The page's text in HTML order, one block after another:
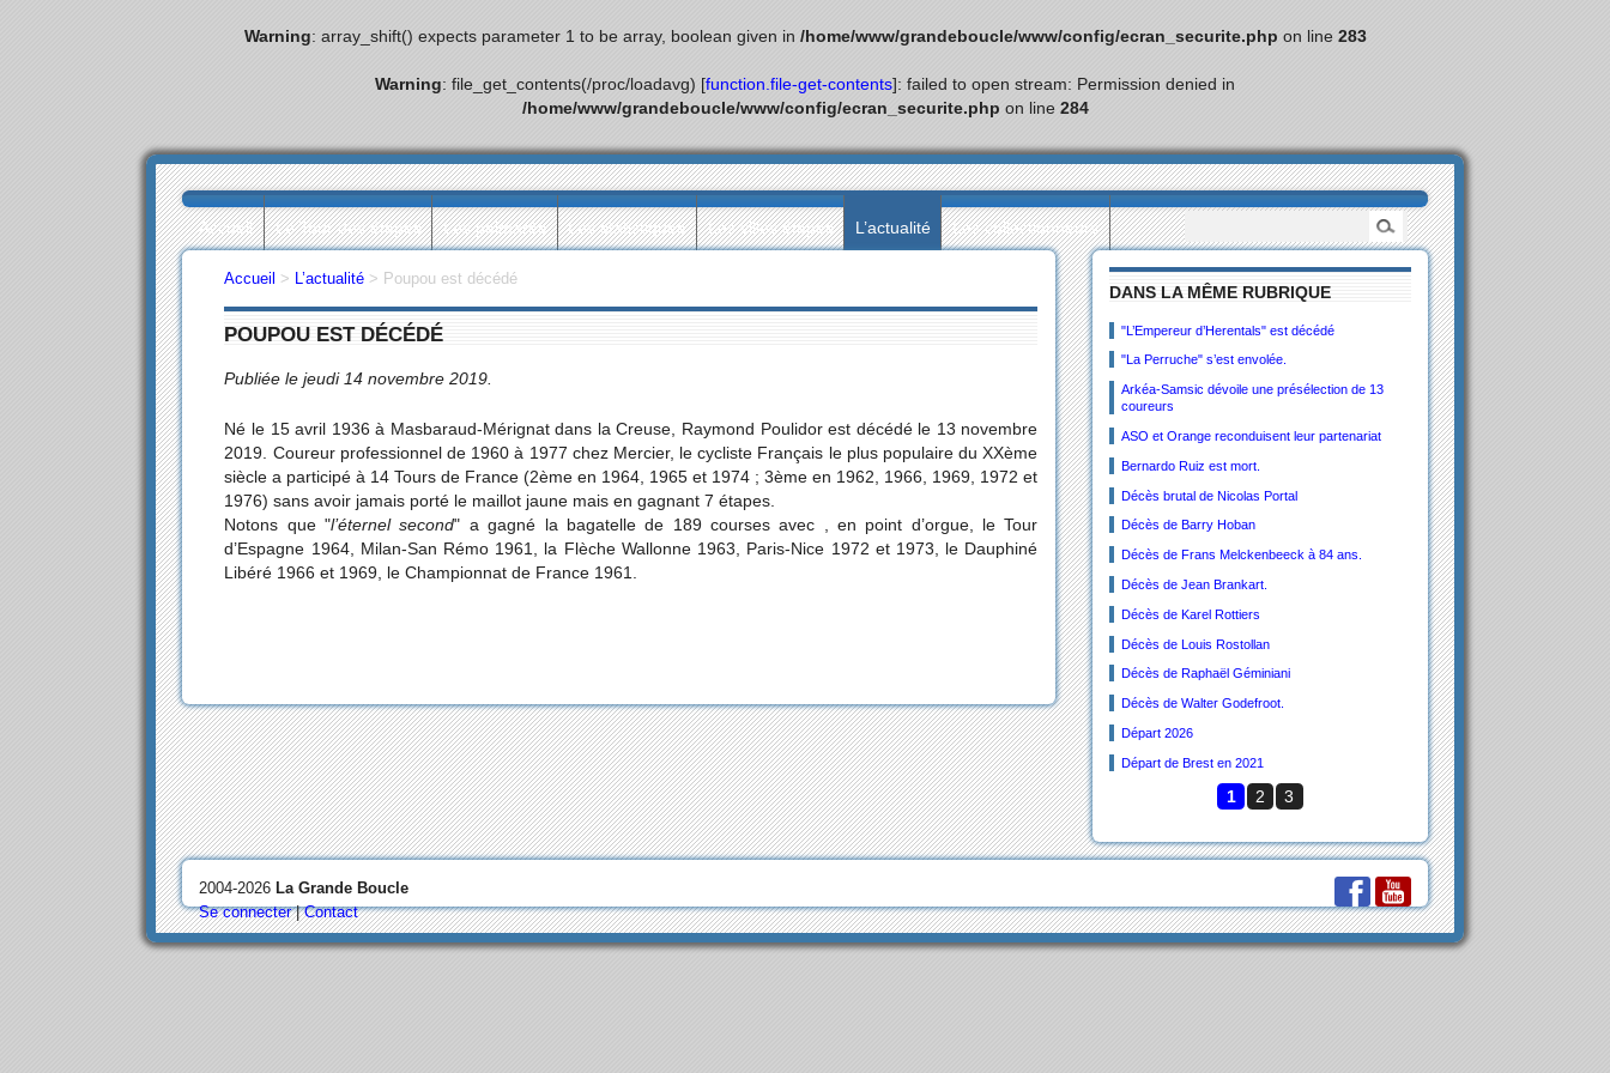
Warning: array_shift() expects parameter 1 to be array, boolean given in /home/www/grandeboucle/www/config/ecran_securite.php on line 283
Warning: file_get_contents(/proc/loadavg) [function.file-get-contents]: failed to open stream: Permission denied in
/home/www/grandeboucle/www/config/ecran_securite.php on line 284
Accueil Le Tour des étapes Les palmarès Les statistiques Les villes étapes L’actualité Les collectionneurs
DANS LA MÊME RUBRIQUE
"L’Empereur d’Herentals" est décédé
"La Perruche" s’est envolée.
Arkéa-Samsic dévoile une présélection de 13
coureurs
ASO et Orange reconduisent leur partenariat
Bernardo Ruiz est mort.
Décès brutal de Nicolas Portal
Décès de Barry Hoban
Décès de Frans Melckenbeeck à 84 ans.
Décès de Jean Brankart.
Décès de Karel Rottiers
Décès de Louis Rostollan
Décès de Raphaël Géminiani
Décès de Walter Godefroot.
Départ 2026
Départ de Brest en 2021
1 2 3
Accueil > L’actualité > Poupou est décédé
POUPOU EST DÉCÉDÉ
Publiée le jeudi 14 novembre 2019.
Né le 15 avril 1936 à Masbaraud-Mérignat dans la Creuse, Raymond Poulidor est décédé le 13 novembre
2019. Coureur professionnel de 1960 à 1977 chez Mercier, le cycliste Français le plus populaire du XXème
siècle a participé à 14 Tours de France (2ème en 1964, 1965 et 1974 ; 3ème en 1962, 1966, 1969, 1972 et
1976) sans avoir jamais porté le maillot jaune mais en gagnant 7 étapes.
Notons que "l’éternel second" a gagné la bagatelle de 189 courses avec , en point d’orgue, le Tour
d’Espagne 1964, Milan-San Rémo 1961, la Flèche Wallonne 1963, Paris-Nice 1972 et 1973, le Dauphiné
Libéré 1966 et 1969, le Championnat de France 1961.
2004-2026 La Grande Boucle
Se connecter|Contact